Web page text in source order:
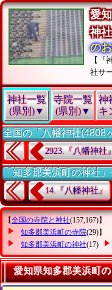
愛
神
の
【『
社サ
神社一覧
(県別)▼
寺院一覧
(県別)▼
神
キ
全国の「八幡神社(4808
2923.『八幡神社
「知多郡美浜町の神社
14.『八幡神社』
【全国の寺院と神社(157,167)】
知多郡美浜町の寺院(29)】
知多郡美浜町の神社(17)
愛知県知多郡美浜町